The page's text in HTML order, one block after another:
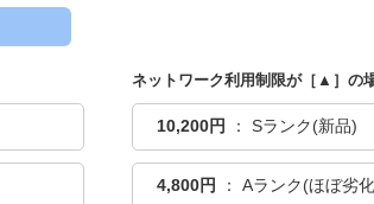
ネットワーク利用制限が［▲］の
10,200円 ： Sランク(新品)
4,800円 ： Aランク(ほぼ劣